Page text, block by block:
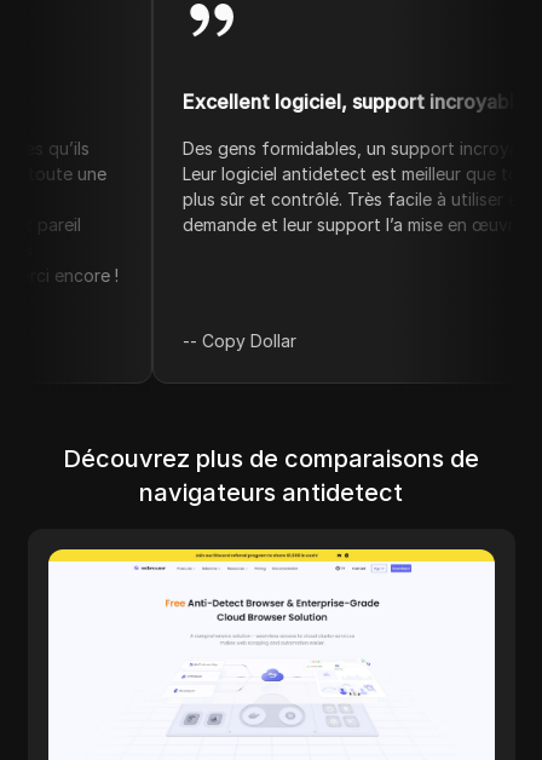
Excellent logiciel, support incroyable
Des gens formidables, un support incroyable. Croyez-
Leur logiciel antidetect est meilleur que tous les
plus sûr et contrôlé. Très facile à utiliser et des prix
demande et leur support l’a mise en œuvre très
Copy Dollar
Découvrez plus de comparaisons de
navigateurs antidetect